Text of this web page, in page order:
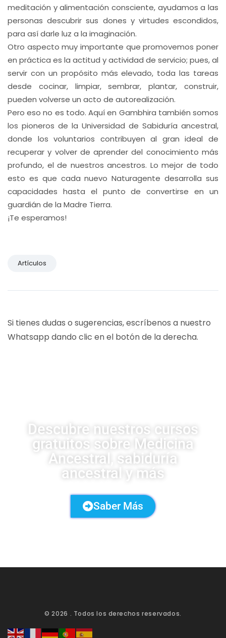
meditación y alimentación consciente, ayudamos a las
personas descubrir sus dones y virtudes escondidos,
para así darle luz a la imaginación.
Otro aspecto muy importante que promovemos poner
en práctica es la actitud y actividad de servicio; pues, al
servir con un propósito más elevado, toda las tareas
desde cocinar, limpiar, sembrar, plantar, construir,
pueden volverse un acto de autorealización.
Pero eso no es todo. Aquí en Gambhira también somos
los pioneros de la Universidad de Sabiduría ancestral,
donde los voluntarios contribuyen al gran ideal de
recuperar y volver de aprender del conocimiento más
profundo, el de nuestros ancestros. Lo mejor de todo
esto es que cada nuevo Naturagente desarrolla sus
capacidades hasta el punto de convertirse en un
guardián de la Madre Tierra.
¡Te esperamos!
Artículos
Si tienes dudas o sugerencias, escríbenos a nuestro
Whatsapp dando clic en el botón de la derecha.
Descubre nuestros cursos
gratuitos sobre Medicina
Ancestral, sabiduría
ancestral y más
Saber Más
© 2026 . Todos los derechos reservados.